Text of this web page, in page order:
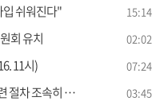
입 쉬워진다" 15:14
회 유치 02:02
11시) 07:24
" [정책 바로보기] 03:45